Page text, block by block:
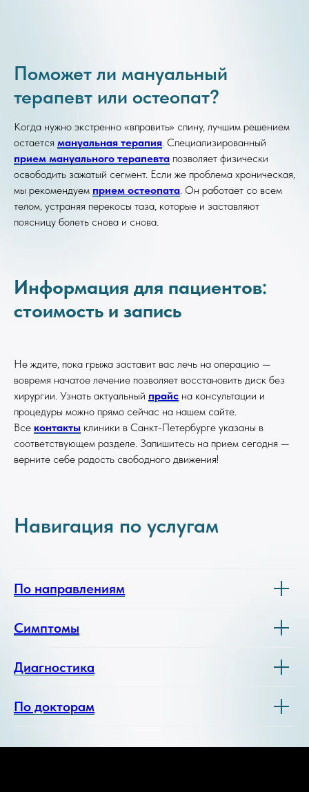
Поможет ли мануальный
терапевт или остеопат?
Когда нужно экстренно «вправить» спину, лучшим решением
остается мануальная терапия. Специализированный
прием мануального терапевта позволяет физически
освободить зажатый сегмент. Если же проблема хроническая,
мы рекомендуем прием остеопата. Он работает со всем
телом, устраняя перекосы таза, которые и заставляют
поясницу болеть снова и снова.
Информация для пациентов:
стоимость и запись
Не ждите, пока грыжа заставит вас лечь на операцию —
вовремя начатое лечение позволяет восстановить диск без
хирургии. Узнать актуальный прайс на консультации и
процедуры можно прямо сейчас на нашем сайте.
Все контакты клиники в Санкт-Петербурге указаны в
соответствующем разделе. Запишитесь на прием сегодня —
верните себе радость свободного движения!
Навигация по услугам
По направлениям
Симптомы
Диагностика
По докторам